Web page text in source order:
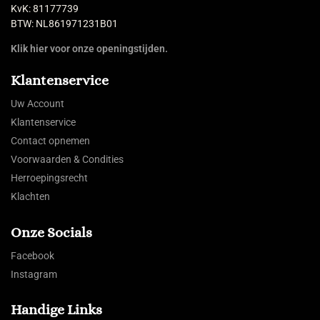
KvK: 81177739
BTW: NL861971231B01
Klik hier voor onze openingstijden.
Klantenservice
Uw Account
Klantenservice
Contact opnemen
Voorwaarden & Condities
Herroepingsrecht
Klachten
Onze Socials
Facebook
Instagram
Handige Links